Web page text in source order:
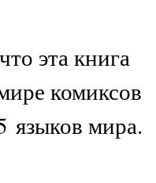
эта книга
комиксов
языков мира.